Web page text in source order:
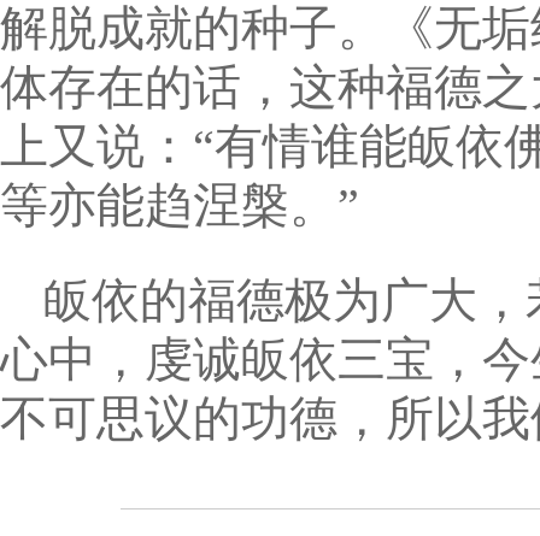
解脱成就的种子。《无
体存在的话，这种福德
上又说：“有情谁能皈依
等亦能趋涅槃。”
皈依的福德极为广大
心中，虔诚皈依三宝，
不可思议的功德，所以